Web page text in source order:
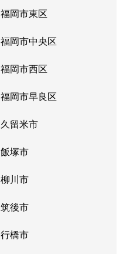
福岡市東区
福岡市中央区
福岡市西区
福岡市早良区
久留米市
飯塚市
柳川市
筑後市
行橋市